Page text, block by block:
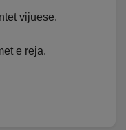
vijuese.
e reja.